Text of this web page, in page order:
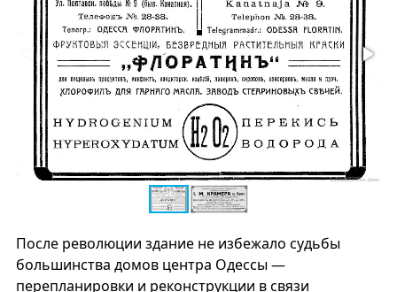
После революции здание не избежало судьбы
большинства домов центра Одессы —
перепланировки и реконструкции в связи